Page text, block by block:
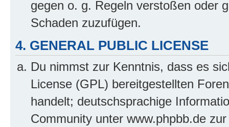
gegen o. g. Regeln verstoßen oder
Schaden zuzufügen.
4. GENERAL PUBLIC LICENSE
Du nimmst zur Kenntnis, dass es
License (GPL) bereitgestellten
handelt; deutschsprachige
Community unter www.phpbb.de